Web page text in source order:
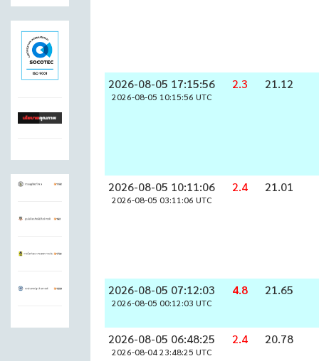
2026-08-05 17:15:56
2026-08-05 10:15:56 UTC
2.3 21.12
2026-08-05 10:11:06
2026-08-05 03:11:06 UTC
2.4 21.01
2026-08-05 07:12:03
2026-08-05 00:12:03 UTC
4.8 21.65
2026-08-05 06:48:25
2026-08-04 23:48:25 UTC
2.4 20.78